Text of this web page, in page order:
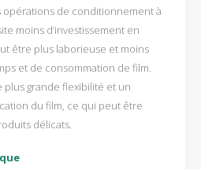
de conditionnement à
moins d’investissement en
être plus laborieuse et moins
et de consommation de film.
grande flexibilité et un
du film, ce qui peut être
délicats.